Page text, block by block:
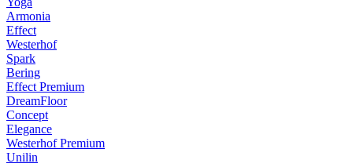
Armonia
Effect
Westerhof
Spark
Bering
Effect Premium
DreamFloor
Concept
Elegance
Westerhof Premium
Unilin